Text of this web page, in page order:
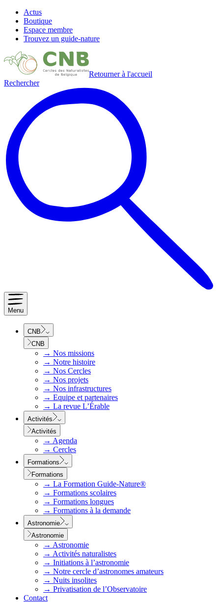
Actus
Boutique
Espace membre
Trouvez un guide-nature
Retourner à l'accueil
Rechercher
Menu
CNB
CNB
→ Nos missions
→ Notre histoire
→ Nos Cercles
→ Nos projets
→ Nos infrastructures
→ Equipe et partenaires
→ La revue L’Érable
Activités
Activités
→ Agenda
→ Cercles
Formations
Formations
→ La Formation Guide-Nature®
→ Formations scolaires
→ Formations longues
→ Formations à la demande
Astronomie
Astronomie
→ Astronomie
→ Activités naturalistes
→ Initiations à l’astronomie
→ Notre cercle d’astronomes amateurs
→ Nuits insolites
→ Privatisation de l’Observatoire
Contact